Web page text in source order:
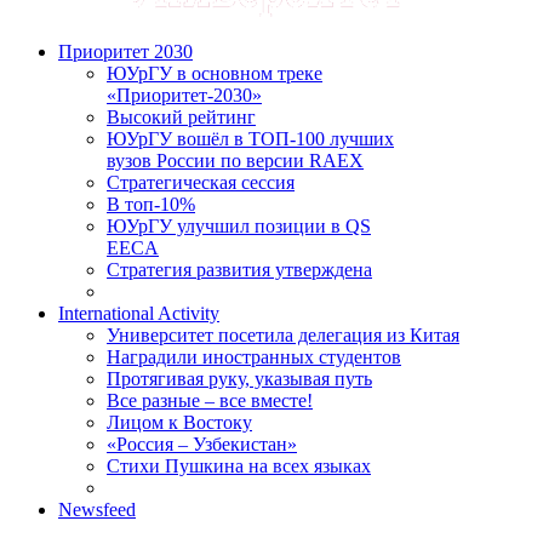
Приоритет 2030
ЮУрГУ в основном треке
«Приоритет-2030»
Высокий рейтинг
ЮУрГУ вошёл в ТОП-100 лучших
вузов России по версии RAEX
Стратегическая сессия
В топ-10%
ЮУрГУ улучшил позиции в QS
EECA
Стратегия развития утверждена
International Activity
Университет посетила делегация из Китая
Наградили иностранных студентов
Протягивая руку, указывая путь
Все разные – все вместе!
Лицом к Востоку
«Россия – Узбекистан»
Стихи Пушкина на всех языках
Newsfeed